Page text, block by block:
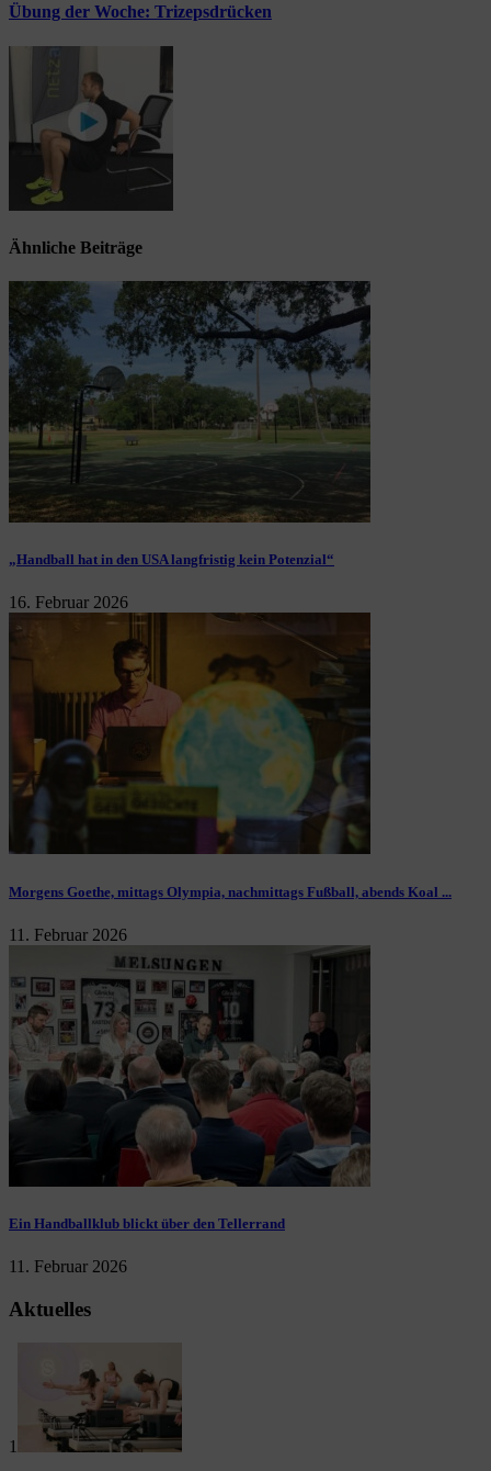
Übung der Woche: Trizepsdrücken
Ähnliche Beiträge
„Handball hat in den USA langfristig kein Potenzial“
16. Februar 2026
Morgens Goethe, mittags Olympia, nachmittags Fußball, abends Koal ...
11. Februar 2026
Ein Handballklub blickt über den Tellerrand
11. Februar 2026
Aktuelles
1